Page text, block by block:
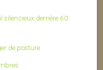
silencieux derrière 60
de posture